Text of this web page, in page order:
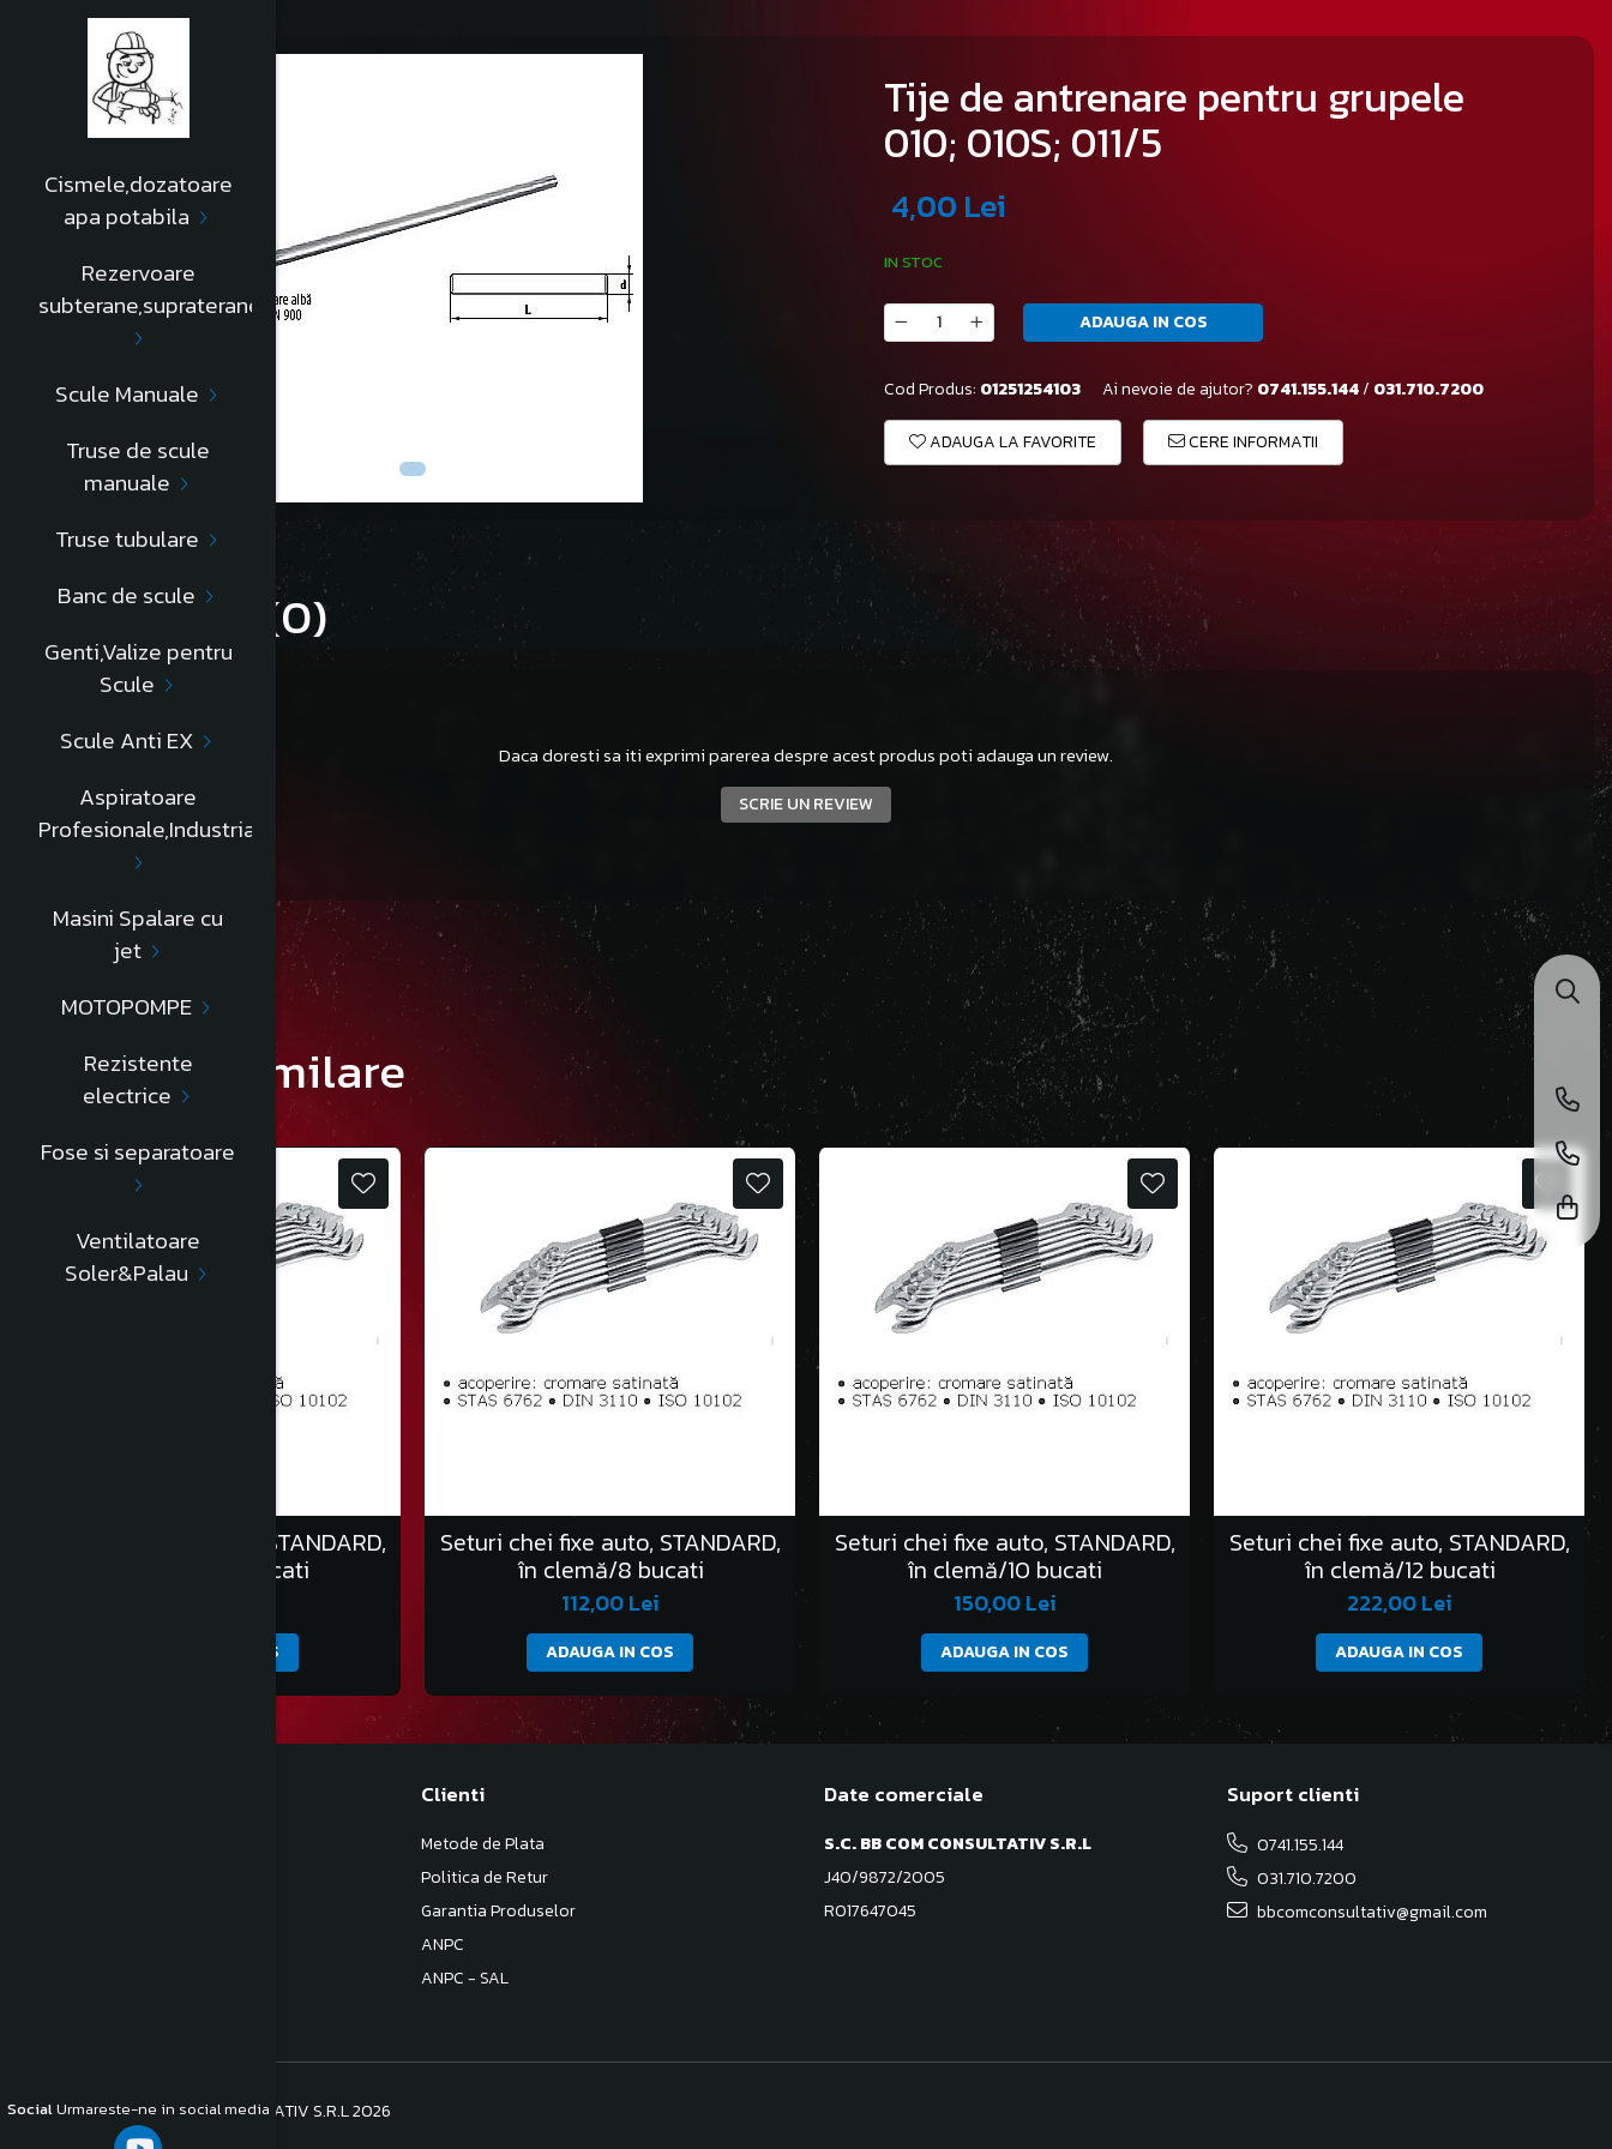
Cismele,dozatoare
apa potabila
Rezervoare
subterane,supraterane
Scule Manuale
Truse de scule
manuale
Truse tubulare
Banc de scule
Genti,Valize pentru
Scule
Scule Anti EX
Aspiratoare
Profesionale,Industriale
Masini Spalare cu
jet
MOTOPOMPE
Rezistente
electrice
Fose si separatoare
Ventilatoare
Soler&Palau
SocialUrmareste-ne in social media
Tije de antrenare pentru grupele
010; 010S; 011/5
4,00 Lei
IN STOC
ADAUGA IN COS
Cod Produs: 01251254103 Ai nevoie de ajutor? 0741.155.144/ 031.710.7200
ADAUGA LA FAVORITE CERE INFORMATII
Review-uri (0)
Daca doresti sa iti exprimi parerea despre acest produs poti adauga un review.
SCRIE UN REVIEW
Produse similare
Seturi chei fixe auto, STANDARD,
în clemă/6 bucati
ADAUGA IN COS
Seturi chei fixe auto, STANDARD,
în clemă/8 bucati
112,00 Lei
ADAUGA IN COS
Seturi chei fixe auto, STANDARD,
în clemă/10 bucati
150,00 Lei
ADAUGA IN COS
Seturi chei fixe auto, STANDARD,
în clemă/12 bucati
222,00 Lei
ADAUGA IN COS
Clienti
Metode de Plata
Politica de Retur
Garantia Produselor
ANPC
ANPC - SAL
Date comerciale
S.C. BB COM CONSULTATIV S.R.L
J40/9872/2005
RO17647045
Suport clienti
0741.155.144
031.710.7200
bbcomconsultativ@gmail.com
©Copyright S.C. BB COM CONSULTATIV S.R.L 2026
Platforma E-commerce by Gomag